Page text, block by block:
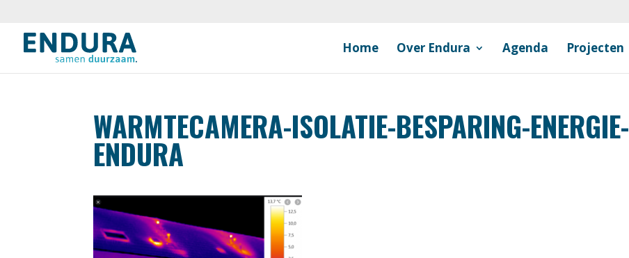
Home Over Endura Agenda Projecten
WARMTECAMERA-ISOLATIE-BESPARING-ENERGIE-
ENDURA